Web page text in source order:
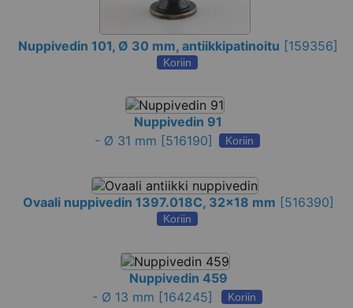
Nuppivedin 101, Ø 30 mm, antiikkipatinoitu [159356]
Koriin
Nuppivedin 91
- Ø 31 mm [516190] Koriin
Ovaali nuppivedin 1397.018C, 32x18 mm [516390]
Koriin
Nuppivedin 459
- Ø 13 mm [164245] Koriin